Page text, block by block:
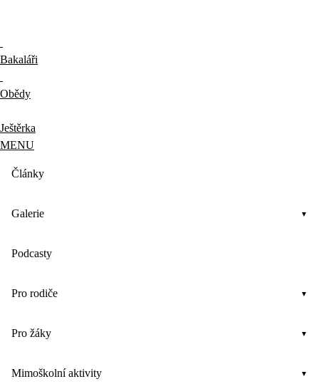
Bakaláři
Obědy
Ještěrka
MENU
Články
Galerie
Podcasty
Pro rodiče
Pro žáky
Mimoškolní aktivity